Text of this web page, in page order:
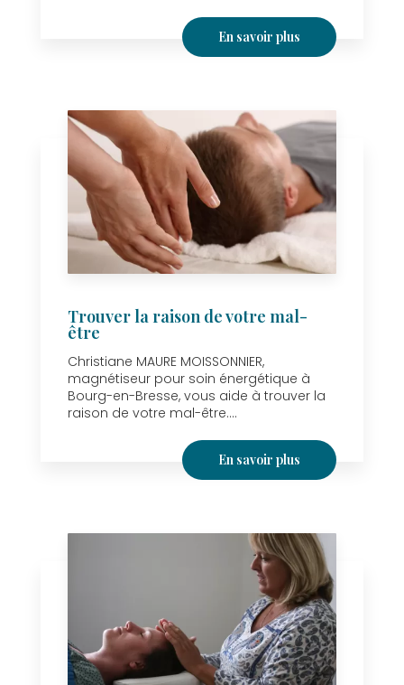
En savoir plus
Trouver la raison de votre mal-
être
Christiane MAURE MOISSONNIER,
magnétiseur pour soin énergétique à
Bourg-en-Bresse, vous aide à trouver la
raison de votre mal-être....
En savoir plus